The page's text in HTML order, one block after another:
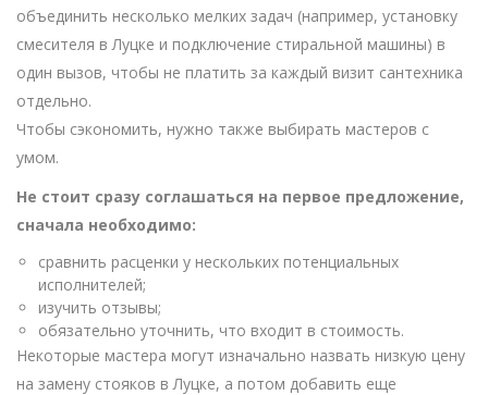
объединить несколько мелких задач (например, установку
смесителя в Луцке и подключение стиральной машины) в
один вызов, чтобы не платить за каждый визит сантехника
отдельно.
Чтобы сэкономить, нужно также выбирать мастеров с
умом.
Не стоит сразу соглашаться на первое предложение,
сначала необходимо:
сравнить расценки у нескольких потенциальных
исполнителей;
изучить отзывы;
обязательно уточнить, что входит в стоимость.
Некоторые мастера могут изначально назвать низкую цену
на замену стояков в Луцке, а потом добавить еще